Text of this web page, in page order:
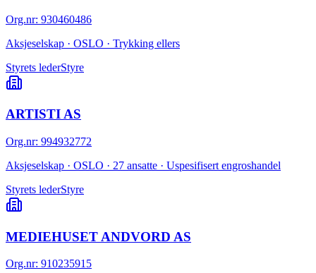
Org.nr: 930460486
Aksjeselskap · OSLO · Trykking ellers
Styrets lederStyre
ARTISTI AS
Org.nr: 994932772
Aksjeselskap · OSLO · 27 ansatte · Uspesifisert engroshandel
Styrets lederStyre
MEDIEHUSET ANDVORD AS
Org.nr: 910235915